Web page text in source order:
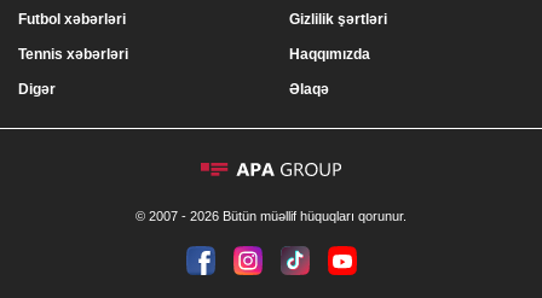
Futbol xəbərləri
Tennis xəbərləri
Digər
Gizlilik şərtləri
Haqqımızda
Əlaqə
© 2007 - 2026 Bütün müəllif hüquqları qorunur.